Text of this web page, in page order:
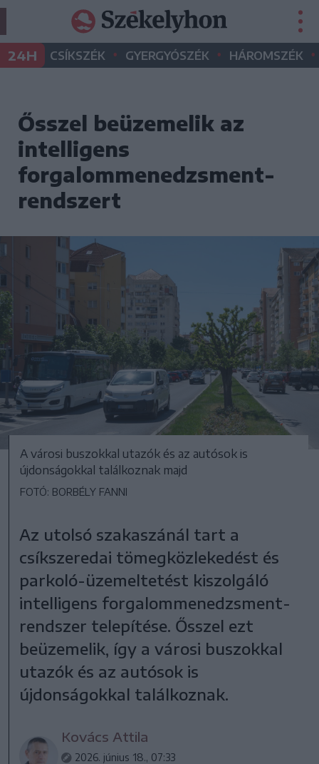
24H CSÍKSZÉK • GYERGYÓSZÉK • HÁROMSZÉK •
Ősszel beüzemelik az
intelligens
forgalommenedzsment-
rendszert
A városi buszokkal utazók és az autósok is
újdonságokkal találkoznak majd
FOTÓ: BORBÉLY FANNI
Az utolsó szakaszánál tart a
csíkszeredai tömegközlekedést és
parkoló-üzemeltetést kiszolgáló
intelligens forgalommenedzsment-
rendszer telepítése. Ősszel ezt
beüzemelik, így a városi buszokkal
utazók és az autósok is
újdonságokkal találkoznak.
Kovács Attila
2026. június 18., 07:33